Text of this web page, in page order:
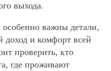
выхода.
важны детали,
доход и комфорт всей
проверить, кто
где проживают